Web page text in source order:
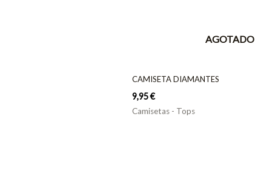
AGOTADO
CAMISETA DIAMANTES
9,95€
Camisetas - Tops